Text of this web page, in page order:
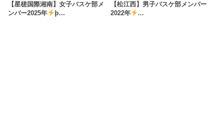
【星槎国際湘南】女子バスケ部メ
ンバー2025年
þ…
【松江西】男子バスケ部メンバー
2022年
…